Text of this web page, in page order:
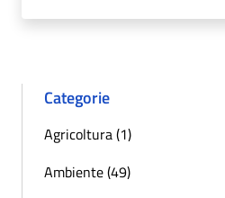
Categorie
Agricoltura (1)
Ambiente (49)